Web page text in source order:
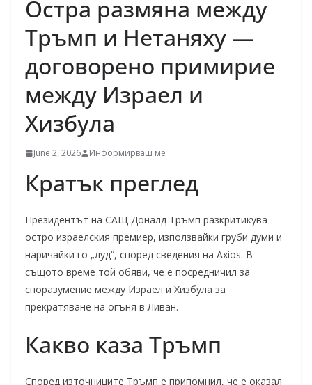
Остра размяна между
Тръмп и Нетаняху —
договорено примирие
между Израел и
Хизбула
June 2, 2026 Информирваш ме
Кратък преглед
Президентът на САЩ Доналд Тръмп разкритикува
остро израелския премиер, използвайки груби думи и
наричайки го „луд“, според сведения на Axios. В
същото време той обяви, че е посредничил за
споразумение между Израел и Хизбула за
прекратяване на огъня в Ливан.
Какво каза Тръмп
Според източниците Тръмп е припомнил, че е оказал